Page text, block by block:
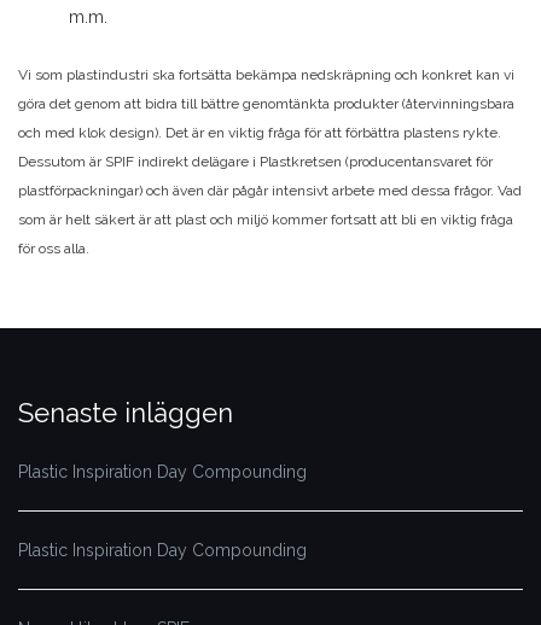
m.m.
Vi som plastindustri ska fortsätta bekämpa nedskräpning och konkret kan vi
göra det genom att bidra till bättre genomtänkta produkter (återvinningsbara
och med klok design). Det är en viktig fråga för att förbättra plastens rykte.
Dessutom är SPIF indirekt delägare i Plastkretsen (producentansvaret för
plastförpackningar) och även där pågår intensivt arbete med dessa frågor. Vad
som är helt säkert är att plast och miljö kommer fortsatt att bli en viktig fråga
för oss alla.
Senaste inläggen
Plastic Inspiration Day Compounding
Plastic Inspiration Day Compounding